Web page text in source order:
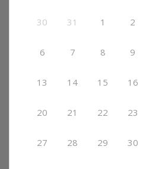
30 31 1 2
6 7 8 9
13 14 15 16
20 21 22 23
27 28 29 30